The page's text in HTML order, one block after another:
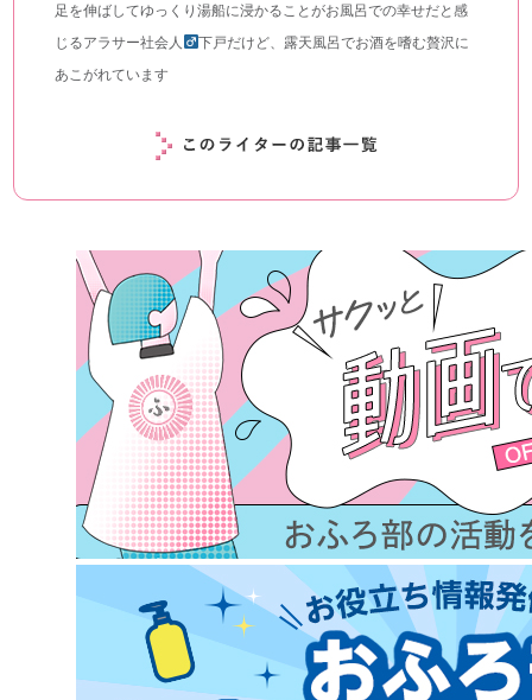
足を伸ばしてゆっくり湯船に浸かることがお風呂での幸せだと感
じるアラサー社会人
下戸だけど、露天風呂でお酒を嗜む贅沢に
あこがれています